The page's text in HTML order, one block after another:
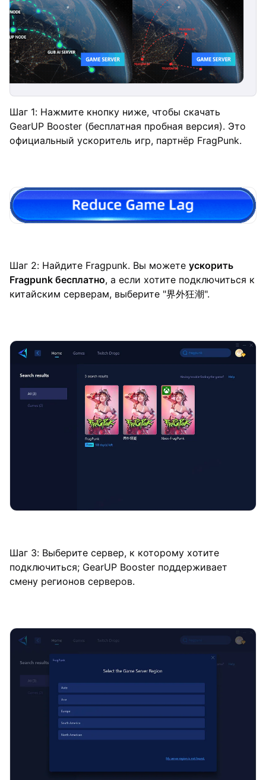
Шаг 1: Нажмите кнопку ниже, чтобы скачать
GearUP Booster (бесплатная пробная версия). Это
официальный ускоритель игр, партнёр FragPunk.
Шаг 2: Найдите Fragpunk. Вы можете ускорить
Fragpunk бесплатно, а если хотите подключиться к
китайским серверам, выберите "界外狂潮".
Шаг 3: Выберите сервер, к которому хотите
подключиться; GearUP Booster поддерживает
смену регионов серверов.